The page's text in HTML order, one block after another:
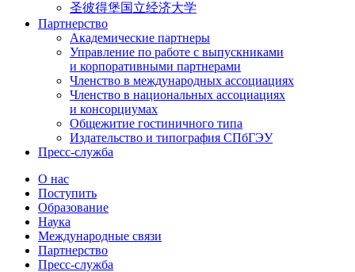
圣彼得堡国立经济大学
Партнерство
Академические партнеры
Управление по работе с выпускниками
и корпоративными партнерами
Членство в международных ассоциациях
Членство в национальных ассоциациях
и консорциумах
Общежитие гостиничного типа
Издательство и типография СПбГЭУ
Пресс-служба
О нас
Поступить
Образование
Наука
Международные связи
Партнерство
Пресс-служба